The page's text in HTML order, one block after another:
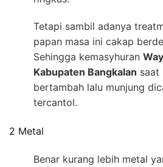
Tetapi sambil adanya
papan masa ini cakap
Sehingga kemasyhuran
Kabupaten Bangkalan saat
bertambah lalu munjung
tercantol.
2 Metal
Benar kurang lebih metal